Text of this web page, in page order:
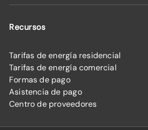
Recursos
Tarifas de energía residencial
Tarifas de energía comercial
Formas de pago
Asistencia de pago
Centro de proveedores